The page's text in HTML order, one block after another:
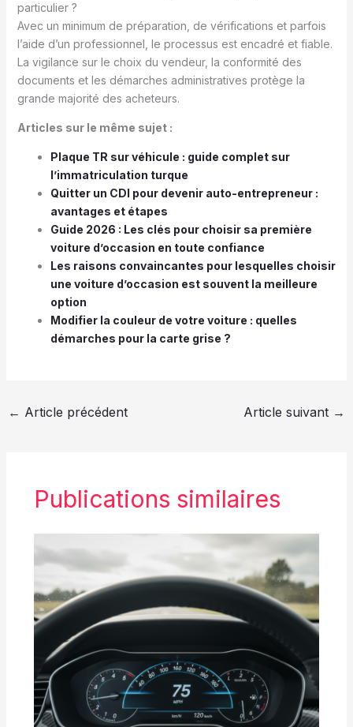
particulier ?
Avec un minimum de préparation, de vérifications et parfois
l’aide d’un professionnel, le processus est encadré et fiable.
La vigilance sur le choix du vendeur, la conformité des
documents et les démarches administratives protège la
grande majorité des acheteurs.
Articles sur le même sujet :
Plaque TR sur véhicule : guide complet sur
l’immatriculation turque
Quitter un CDI pour devenir auto-entrepreneur :
avantages et étapes
Guide 2026 : Les clés pour choisir sa première
voiture d’occasion en toute confiance
Les raisons convaincantes pour lesquelles choisir
une voiture d’occasion est souvent la meilleure
option
Modifier la couleur de votre voiture : quelles
démarches pour la carte grise ?
← Article précédent Article suivant →
Publications similaires